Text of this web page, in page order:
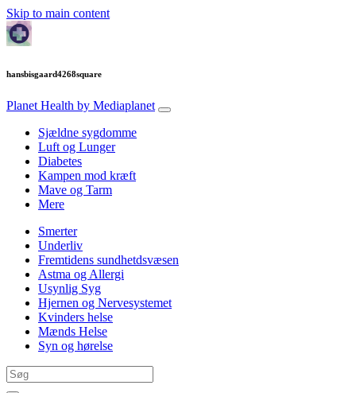
Skip to main content
hansbisgaard4268square
Planet Health by Mediaplanet
Sjældne sygdomme
Luft og Lunger
Diabetes
Kampen mod kræft
Mave og Tarm
Mere
Smerter
Underliv
Fremtidens sundhetdsvæsen
Astma og Allergi
Usynlig Syg
Hjernen og Nervesystemet
Kvinders helse
Mænds Helse
Syn og hørelse